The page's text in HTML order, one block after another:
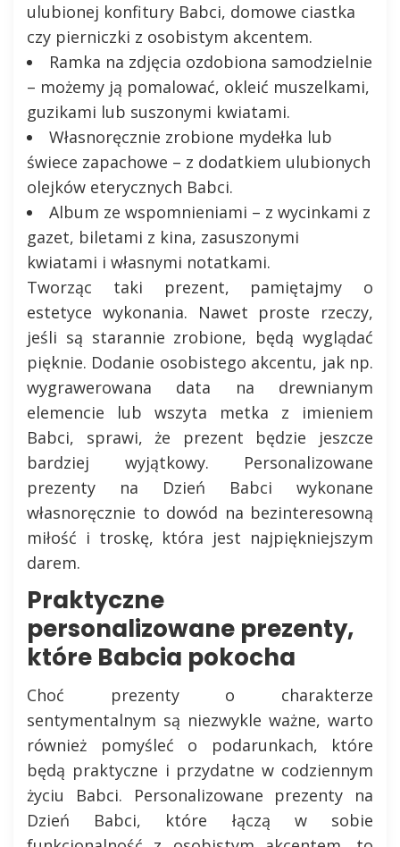
ulubionej konfitury Babci, domowe ciastka
czy pierniczki z osobistym akcentem.
Ramka na zdjęcia ozdobiona samodzielnie
– możemy ją pomalować, okleić muszelkami,
guzikami lub suszonymi kwiatami.
Własnoręcznie zrobione mydełka lub
świece zapachowe – z dodatkiem ulubionych
olejków eterycznych Babci.
Album ze wspomnieniami – z wycinkami z
gazet, biletami z kina, zasuszonymi
kwiatami i własnymi notatkami.
Tworząc taki prezent, pamiętajmy o
estetyce wykonania. Nawet proste rzeczy,
jeśli są starannie zrobione, będą wyglądać
pięknie. Dodanie osobistego akcentu, jak np.
wygrawerowana data na drewnianym
elemencie lub wszyta metka z imieniem
Babci, sprawi, że prezent będzie jeszcze
bardziej wyjątkowy. Personalizowane
prezenty na Dzień Babci wykonane
własnoręcznie to dowód na bezinteresowną
miłość i troskę, która jest najpiękniejszym
darem.
Praktyczne
personalizowane prezenty,
które Babcia pokocha
Choć prezenty o charakterze
sentymentalnym są niezwykle ważne, warto
również pomyśleć o podarunkach, które
będą praktyczne i przydatne w codziennym
życiu Babci. Personalizowane prezenty na
Dzień Babci, które łączą w sobie